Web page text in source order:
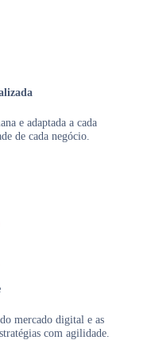
e adaptada a cada
de cada negócio.
mercado digital e as
com agilidade.